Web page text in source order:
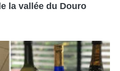
la vallée du Douro